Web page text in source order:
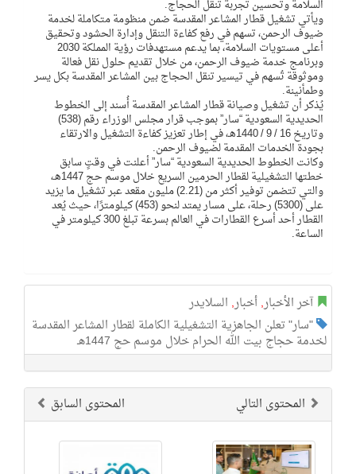
السلامة وتحسين تجربة تنقل الحجاج.
ويأتي تشغيل قطار المشاعر المقدسة ضمن منظومة متكاملة لخدمة
ضيوف الرحمن، تسهم في رفع كفاءة التنقل وإدارة الحشود وتحقيق
أعلى مستويات السلامة، بما يدعم مستهدفات رؤية المملكة 2030
وبرنامج خدمة ضيوف الرحمن، من خلال تقديم حلول نقل فعالة
وموثوقة تُسهم في تيسير تنقل الحجاج بين المشاعر المقدسة بكل يسر
وطمأنينة.
يُذكر أن تشغيل وصيانة قطار المشاعر المقدسة أُسند إلى الخطوط
الحديدية السعودية “سار” بموجب قرار مجلس الوزراء رقم (538)
وتاريخ 16 / 9 / 1440هـ، في إطار تعزيز كفاءة التشغيل والارتقاء
بجودة الخدمات المقدمة لضيوف الرحمن.
وكانت الخطوط الحديدية السعودية “سار” أعلنت في وقتٍ سابق
خطتها التشغيلية لقطار الحرمين السريع خلال موسم حج 1447هـ،
والتي تتضمن توفير أكثر من (2.21) مليون مقعد عبر تشغيل ما يزيد
على (5300) رحلة، على مسار يمتد لنحو (453) كيلومترًا، حيث يُعد
القطار أحد أسرع القطارات في العالم بسرعة تبلغ 300 كيلومتر في
الساعة.
آخر الأخبار,أخبار, السلايدر
"سار" تعلن الجاهزية التشغيلية الكاملة لقطار المشاعر المقدسة
لخدمة حجاج بيت الله الحرام خلال موسم حج 1447هـ
المحتوى السابق المحتوى التالي